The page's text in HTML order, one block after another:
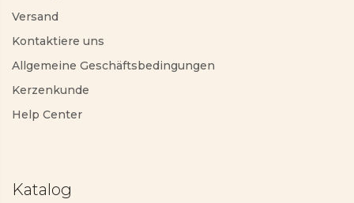
Versand
Kontaktiere uns
Allgemeine Geschäftsbedingungen
Kerzenkunde
Help Center
Katalog